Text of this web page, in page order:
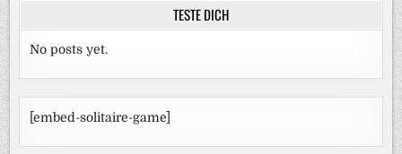
TESTE DICH
No posts yet.
[embed-solitaire-game]